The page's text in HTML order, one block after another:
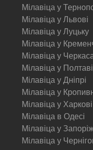
Мілавіца у
Мілавіца у Львові
Мілавіца у Луцьку
Мілавіца у
Мілавіца у
Мілавіца у Полтаві
Мілавіца у Дніпрі
Мілавіца у
Мілавіца у Харкові
Мілавіца в Одесі
Мілавіца у
Мілавіца у